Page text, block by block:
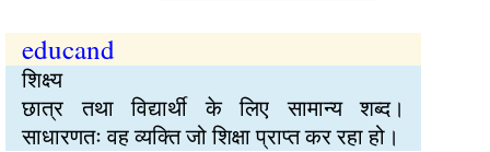
educand
शिक्ष्य
छात्र तथा विद्यार्थी के लिए सामान्य शब्द।
साधारणतः वह व्यक्ति जो शिक्षा प्राप्त कर रहा हो।